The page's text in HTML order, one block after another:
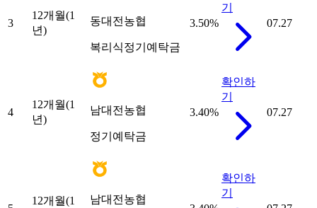
3
12개월(1
년)
동대전농협
복리식정기예탁금
3.50%
기
07.27
4
12개월(1
년)
남대전농협
정기예탁금
3.40%
확인하
기
07.27
12개월(1
남대전농협
확인하
기